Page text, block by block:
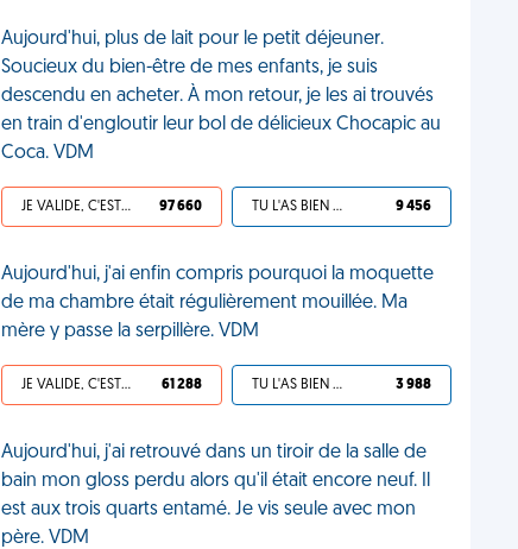
Aujourd'hui, plus de lait pour le petit déjeuner.
Soucieux du bien-être de mes enfants, je suis
descendu en acheter. À mon retour, je les ai trouvés
en train d'engloutir leur bol de délicieux Chocapic au
Coca. VDM
JE VALIDE, C'EST UNE VDM 97 660 TU L'AS BIEN MÉRITÉ 9 456
Aujourd'hui, j'ai enfin compris pourquoi la moquette
de ma chambre était régulièrement mouillée. Ma
mère y passe la serpillère. VDM
JE VALIDE, C'EST UNE VDM 61 288 TU L'AS BIEN MÉRITÉ 3 988
Aujourd'hui, j'ai retrouvé dans un tiroir de la salle de
bain mon gloss perdu alors qu'il était encore neuf. Il
est aux trois quarts entamé. Je vis seule avec mon
père. VDM